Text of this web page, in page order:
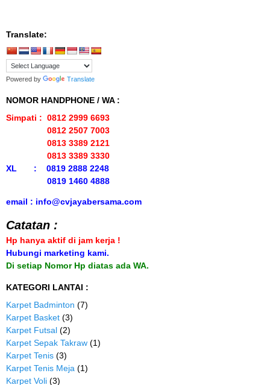
Translate:
Powered by Translate
NOMOR HANDPHONE / WA :
Simpati : 0812 2999 6693
0812 2507 7003
0813 3389 2121
0813 3389 3330
XL : 0819 2888 2248
0819 1460 4888
email : info@cvjayabersama.com
Catatan :
Hp hanya aktif di jam kerja !
Hubungi marketing kami.
Di setiap Nomor Hp diatas ada WA.
KATEGORI LANTAI :
Karpet Badminton (7)
Karpet Basket (3)
Karpet Futsal (2)
Karpet Sepak Takraw (1)
Karpet Tenis (3)
Karpet Tenis Meja (1)
Karpet Voli (3)